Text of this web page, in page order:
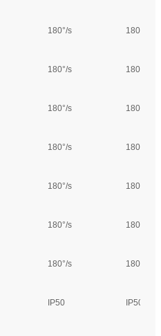
180°/s 180°/s
180°/s 180°/s
180°/s 180°/s
180°/s 180°/s
180°/s 180°/s
180°/s 180°/s
180°/s 180°/s
IP50 IP50